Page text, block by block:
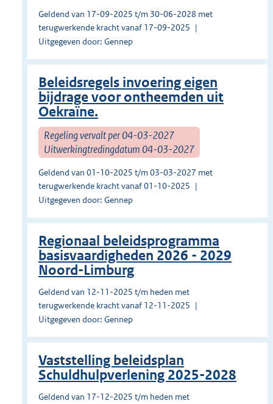
Geldend van 17-09-2025 t/m 30-06-2028 met
terugwerkende kracht vanaf 17-09-2025
Uitgegeven door: Gennep
Beleidsregels invoering eigen
bijdrage voor ontheemden uit
Oekraïne.
Regeling vervalt per 04-03-2027
Uitwerkingtredingdatum 04-03-2027
Geldend van 01-10-2025 t/m 03-03-2027 met
terugwerkende kracht vanaf 01-10-2025
Uitgegeven door: Gennep
Regionaal beleidsprogramma
basisvaardigheden 2026 - 2029
Noord-Limburg
Geldend van 12-11-2025 t/m heden met
terugwerkende kracht vanaf 12-11-2025
Uitgegeven door: Gennep
Vaststelling beleidsplan
Schuldhulpverlening 2025-2028
Geldend van 17-12-2025 t/m heden met